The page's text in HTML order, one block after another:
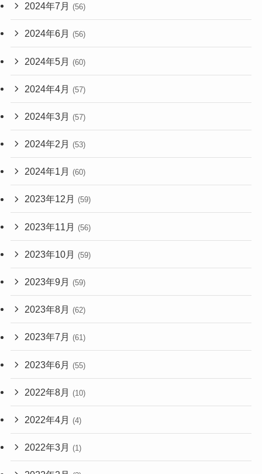
2024年7月 (56)
2024年6月 (56)
2024年5月 (60)
2024年4月 (57)
2024年3月 (57)
2024年2月 (53)
2024年1月 (60)
2023年12月 (59)
2023年11月 (56)
2023年10月 (59)
2023年9月 (59)
2023年8月 (62)
2023年7月 (61)
2023年6月 (55)
2022年8月 (10)
2022年4月 (4)
2022年3月 (1)